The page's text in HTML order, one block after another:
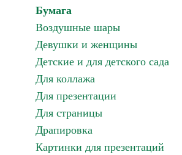
Бумага
Воздушные шары
Девушки и женщины
Детские и для детского сада
Для коллажа
Для презентации
Для страницы
Драпировка
Картинки для презентаций